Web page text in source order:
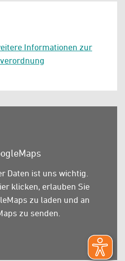
Informationen zur
Daten ist uns wichtig.
klicken, erlauben Sie
zu laden und an
zu senden.